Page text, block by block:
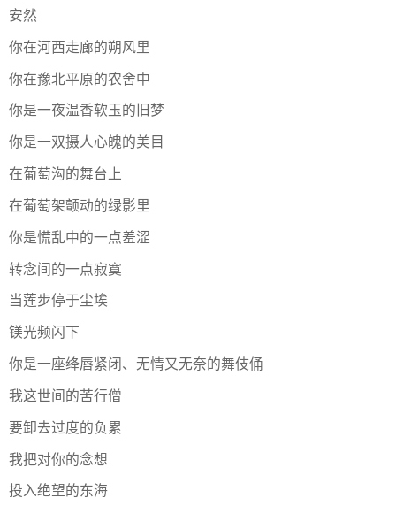
安然
你在河西走廊的朔风里
你在豫北平原的农舍中
你是一夜温香软玉的旧梦
你是一双摄人心魄的美目
在葡萄沟的舞台上
在葡萄架颤动的绿影里
你是慌乱中的一点羞涩
转念间的一点寂寞
当莲步停于尘埃
镁光频闪下
你是一座绛唇紧闭、无情又无奈的舞伎俑
我这世间的苦行僧
要卸去过度的负累
我把对你的念想
投入绝望的东海